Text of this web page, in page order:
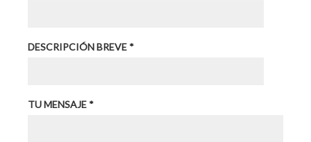
DESCRIPCIÓN BREVE *
TU MENSAJE *